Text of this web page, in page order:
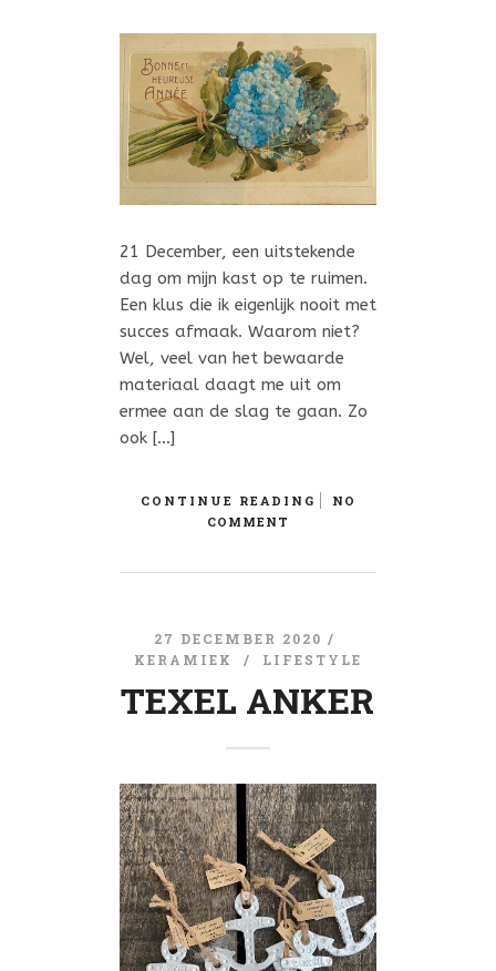
21 December, een uitstekende
dag om mijn kast op te ruimen.
Een klus die ik eigenlijk nooit met
succes afmaak. Waarom niet?
Wel, veel van het bewaarde
materiaal daagt me uit om
ermee aan de slag te gaan. Zo
ook […]
CONTINUE READING
NO
COMMENT
27 DECEMBER 2020 /
KERAMIEK
/ LIFESTYLE
TEXEL ANKER